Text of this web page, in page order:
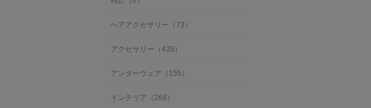
ヘアアクセサリー（73）
アクセサリー（435）
アンダーウェア（155）
インテリア（268）